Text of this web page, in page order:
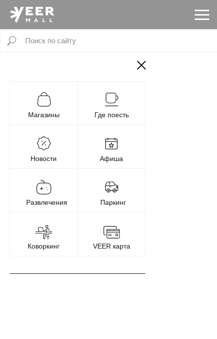
Магазины Где поесть
Новости
Паркинг
Афиша
Развлечения
VEER карта
Коворкинг